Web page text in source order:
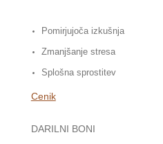
Pomirjujoča izkušnja
Zmanjšanje stresa
Splošna sprostitev
Cenik
DARILNI BONI